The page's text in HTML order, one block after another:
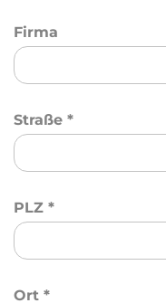
Firma
Straße *
PLZ *
Ort *